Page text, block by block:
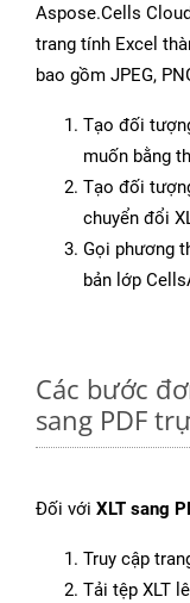
Aspose.Cells
trang tính Excel
bao gồm JPEG,
Tạo đối
muốn bằng
Tạo đối
chuyển đổi
Gọi phương
bản lớp
Các bước
sang PDF
Đối với XLT sang
Truy cập
Tải tệp XLT